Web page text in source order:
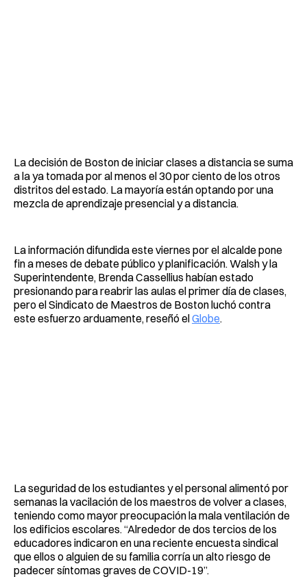
La decisión de Boston de iniciar clases a distancia se suma
a la ya tomada por al menos el 30 por ciento de los otros
distritos del estado. La mayoría están optando por una
mezcla de aprendizaje presencial y a distancia.
La información difundida este viernes por el alcalde pone
fin a meses de debate público y planificación. Walsh y la
Superintendente, Brenda Cassellius habían estado
presionando para reabrir las aulas el primer día de clases,
pero el Sindicato de Maestros de Boston luchó contra
este esfuerzo arduamente, reseñó elGlobe.
La seguridad de los estudiantes y el personal alimentó por
semanas la vacilación de los maestros de volver a clases,
teniendo como mayor preocupación la mala ventilación de
los edificios escolares. “Alrededor de dos tercios de los
educadores indicaron en una reciente encuesta sindical
que ellos o alguien de su familia corría un alto riesgo de
padecer síntomas graves de COVID-19”.